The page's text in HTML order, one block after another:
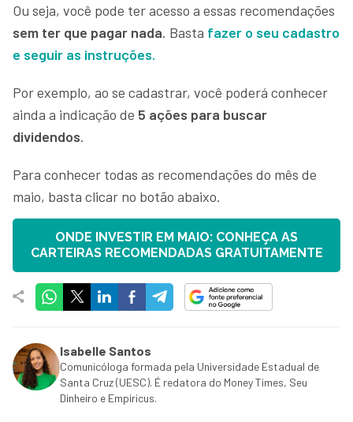
Ou seja, você pode ter acesso a essas recomendações
sem ter que pagar nada. Basta fazer o seu cadastro
e seguir as instruções.
Por exemplo, ao se cadastrar, você poderá conhecer
ainda a indicação de 5 ações para buscar
dividendos.
Para conhecer todas as recomendações do mês de
maio, basta clicar no botão abaixo.
ONDE INVESTIR EM MAIO: CONHEÇA AS
CARTEIRAS RECOMENDADAS GRATUITAMENTE
Isabelle Santos
Comunicóloga formada pela Universidade Estadual de
Santa Cruz (UESC). É redatora do Money Times, Seu
Dinheiro e Empiricus.